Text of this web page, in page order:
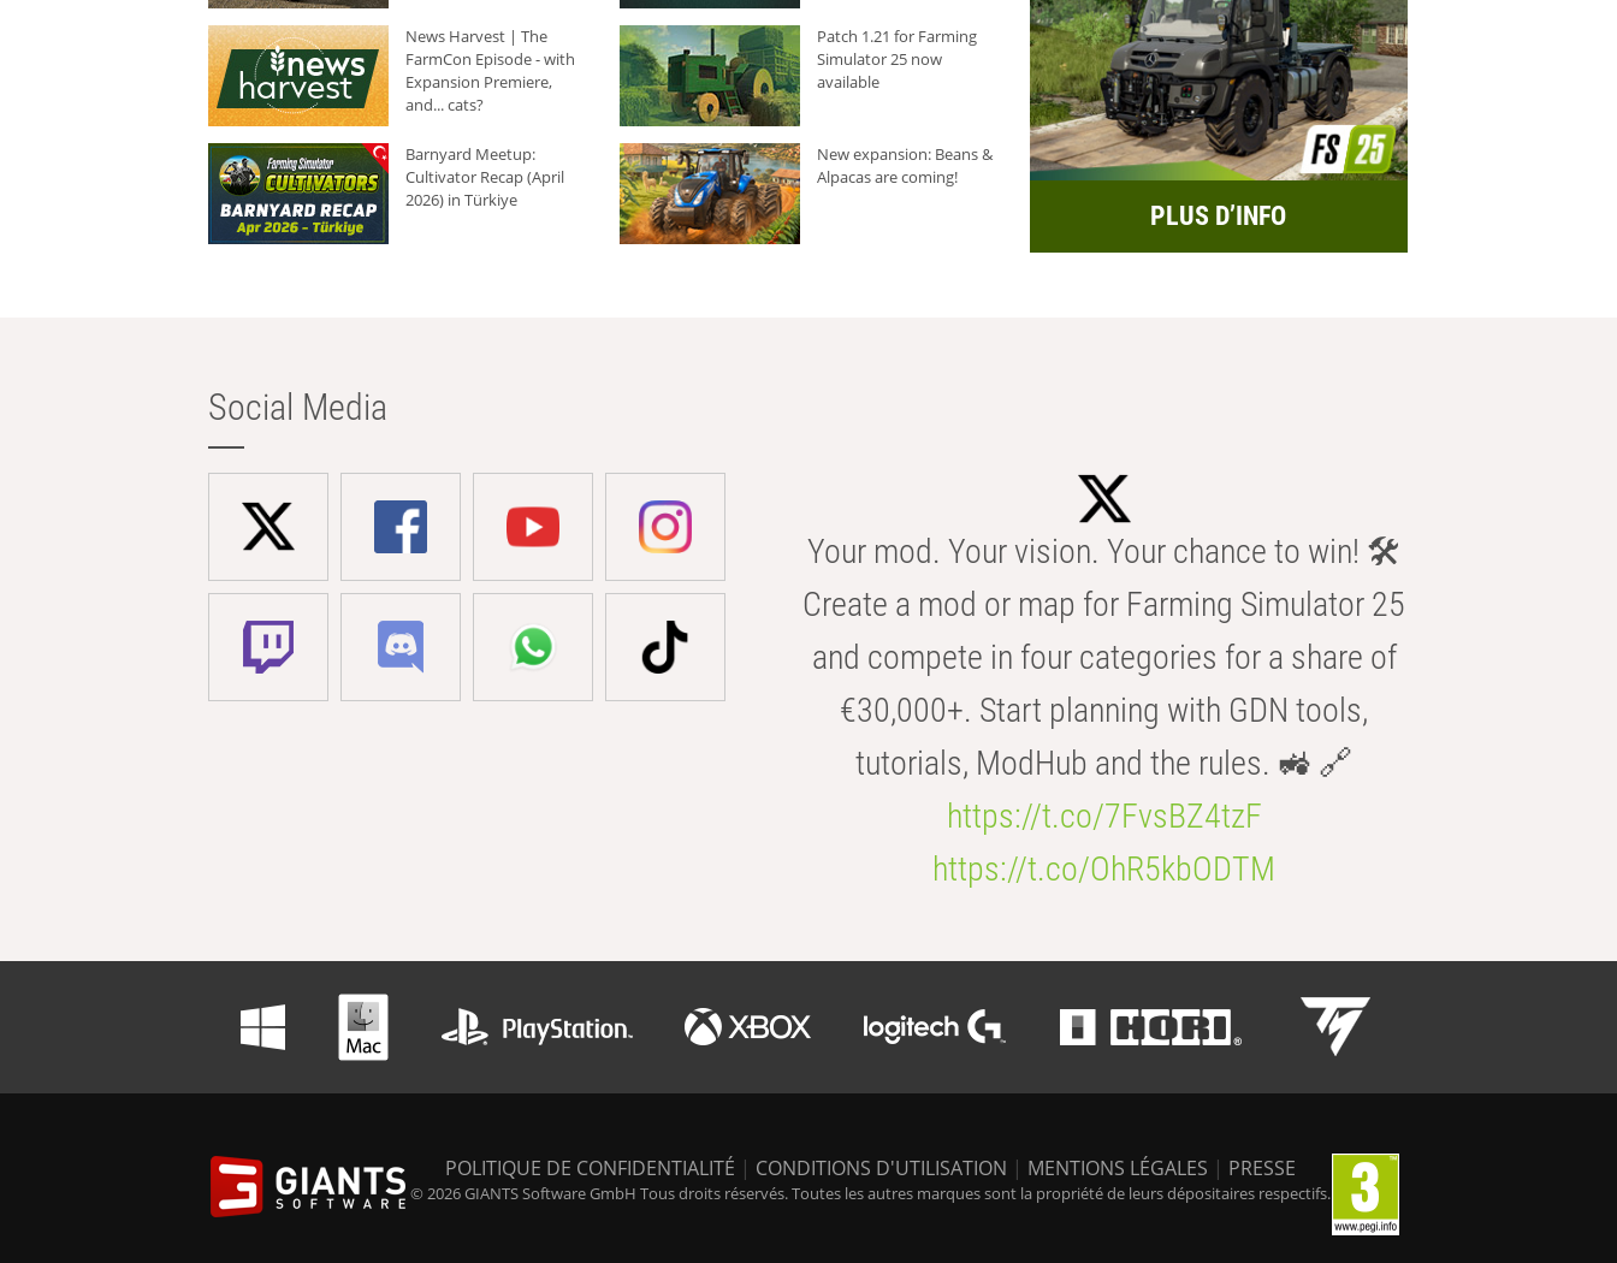
News Harvest | The
FarmCon Episode - with
Expansion Premiere,
and... cats?
Patch 1.21 for Farming
Simulator 25 now
available
Barnyard Meetup:
Cultivator Recap (April
2026) in Türkiye
New expansion: Beans &
Alpacas are coming!
PLUS D’INFO
Social Media
Your mod. Your vision. Your chance to win! 🛠️
Create a mod or map for Farming Simulator 25
and compete in four categories for a share of
€30,000+. Start planning with GDN tools,
tutorials, ModHub and the rules. 🚜 🔗
https://t.co/7FvsBZ4tzF
https://t.co/OhR5kbODTM
POLITIQUE DE CONFIDENTIALITÉ | CONDITIONS D'UTILISATION | MENTIONS LÉGALES | PRESSE
© 2026 GIANTS Software GmbH Tous droits réservés. Toutes les autres marques sont la propriété de leurs dépositaires respectifs.